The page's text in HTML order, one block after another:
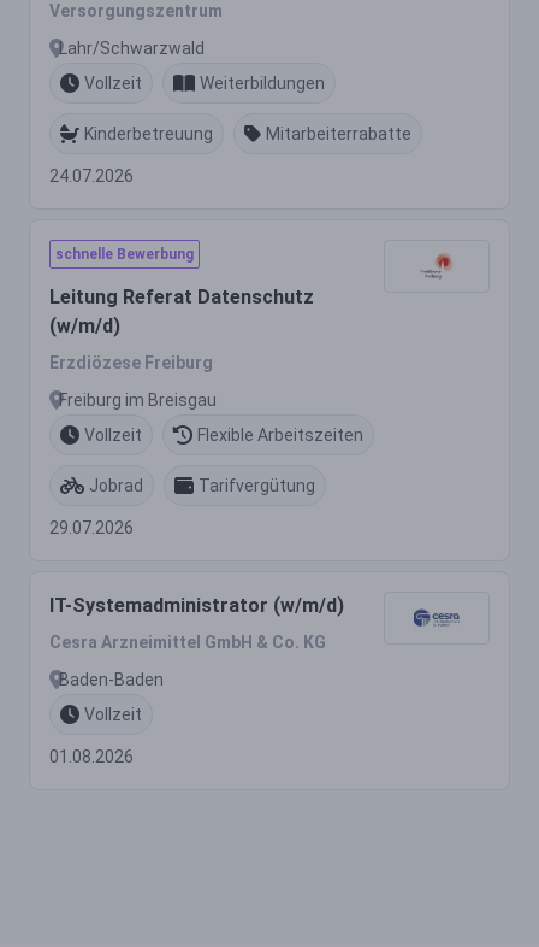
Versorgungszentrum
Lahr/Schwarzwald
Vollzeit
Weiterbildungen
Kinderbetreuung Mitarbeiterrabatte
24.07.2026
schnelle Bewerbung
Leitung Referat Datenschutz
(w/m/d)
Erzdiözese Freiburg
Freiburg im Breisgau
Vollzeit
Flexible Arbeitszeiten
Jobrad Tarifvergütung
29.07.2026
IT-Systemadministrator (w/m/d)
Cesra Arzneimittel GmbH & Co. KG
Baden-Baden
Vollzeit
01.08.2026